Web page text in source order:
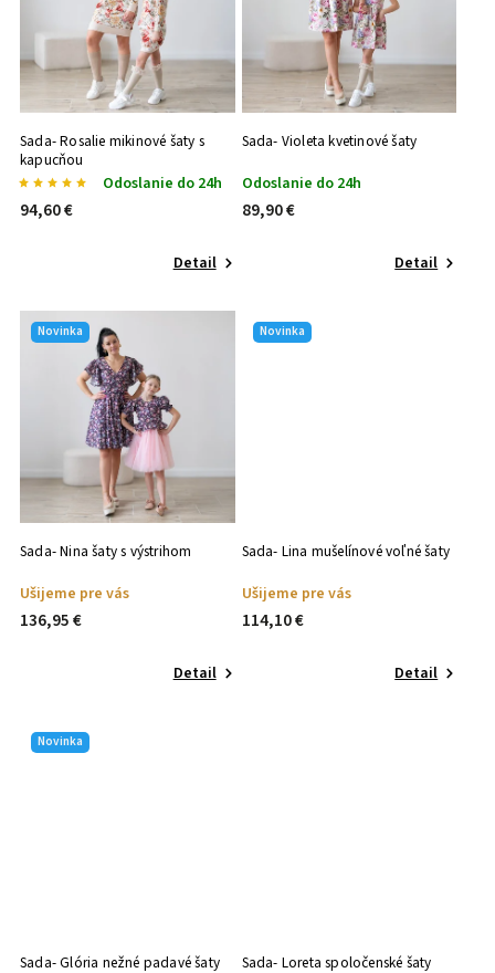
Sada- Rosalie mikinové šaty s
kapucňou
Odoslanie do 24h
94,60 €
Detail
Sada- Violeta kvetinové šaty
Odoslanie do 24h
89,90 €
Detail
Novinka
Sada- Nina šaty s výstrihom
Ušijeme pre vás
136,95 €
Detail
Novinka
Sada- Lina mušelínové voľné šaty
Ušijeme pre vás
114,10 €
Detail
Novinka
Sada- Glória nežné padavé šaty Sada- Loreta spoločenské šaty